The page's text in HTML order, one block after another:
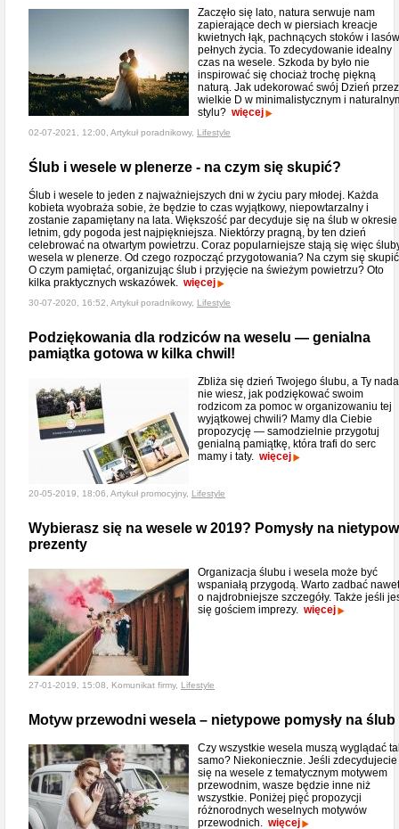
Zaczęło się lato, natura serwuje nam
zapierające dech w piersiach kreacje
kwietnych łąk, pachnących stoków i lasów
pełnych życia. To zdecydowanie idealny
czas na wesele. Szkoda by było nie
inspirować się chociaż trochę piękną
naturą. Jak udekorować swój Dzień przez
wielkie D w minimalistycznym i
stylu? więcej
02-07-2021, 12:00, Artykuł poradnikowy, Lifestyle
Ślub i wesele w plenerze - na czym się skupić?
Ślub i wesele to jeden z najważniejszych dni w życiu pary młodej. Każda
kobieta wyobraża sobie, że będzie to czas wyjątkowy, niepowtarzalny i
zostanie zapamiętany na lata. Większość par decyduje się na ślub w okresie
letnim, gdy pogoda jest najpiękniejsza. Niektórzy pragną, by ten dzień
celebrować na otwartym powietrzu. Coraz popularniejsze stają się więc
wesela w plenerze. Od czego rozpocząć przygotowania? Na czym się
O czym pamiętać, organizując ślub i przyjęcie na świeżym powietrzu? Oto
kilka praktycznych wskazówek. więcej
30-07-2020, 16:52, Artykuł poradnikowy, Lifestyle
Podziękowania dla rodziców na weselu — genialna
pamiątka gotowa w kilka chwil!
Zbliża się dzień Twojego ślubu, a Ty
nie wiesz, jak podziękować swoim
rodzicom za pomoc w organizowaniu tej
wyjątkowej chwili? Mamy dla Ciebie
propozycję — samodzielnie przygotuj
genialną pamiątkę, która trafi do serc
mamy i taty. więcej
20-05-2019, 18:06, Artykuł promocyjny, Lifestyle
Wybierasz się na wesele w 2019? Pomysły na
prezenty
Organizacja ślubu i wesela może być
wspaniałą przygodą. Warto zadbać nawet
o najdrobniejsze szczegóły. Także jeśli
się gościem imprezy. więcej
27-01-2019, 15:08, Komunikat firmy, Lifestyle
Motyw przewodni wesela – nietypowe pomysły na ślub
Czy wszystkie wesela muszą wyglądać
samo? Niekoniecznie. Jeśli zdecydujecie
się na wesele z tematycznym motywem
przewodnim, wasze będzie inne niż
wszystkie. Poniżej pięć propozycji
różnorodnych weselnych motywów
przewodnich. więcej